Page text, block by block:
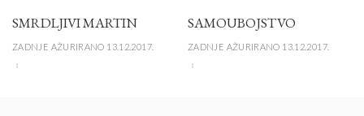
SMRDLJIVI MARTIN
ZADNJE AŽURIRANO 13.12.2017.
SAMOUBOJSTVO
ZADNJE AŽURIRANO 13.12.2017.